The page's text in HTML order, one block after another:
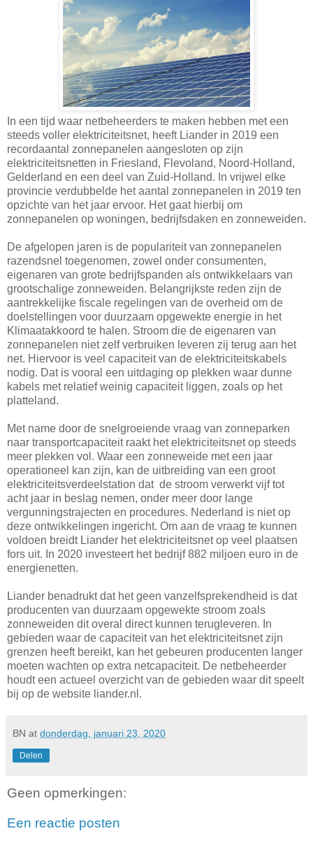
In een tijd waar netbeheerders te maken hebben met een
steeds voller elektriciteitsnet, heeft Liander in 2019 een
recordaantal zonnepanelen aangesloten op zijn
elektriciteitsnetten in Friesland, Flevoland, Noord-Holland,
Gelderland en een deel van Zuid-Holland. In vrijwel elke
provincie verdubbelde het aantal zonnepanelen in 2019 ten
opzichte van het jaar ervoor. Het gaat hierbij om
zonnepanelen op woningen, bedrijfsdaken en zonneweiden.
De afgelopen jaren is de populariteit van zonnepanelen
razendsnel toegenomen, zowel onder consumenten,
eigenaren van grote bedrijfspanden als ontwikkelaars van
grootschalige zonneweiden. Belangrijkste reden zijn de
aantrekkelijke fiscale regelingen van de overheid om de
doelstellingen voor duurzaam opgewekte energie in het
Klimaatakkoord te halen. Stroom die de eigenaren van
zonnepanelen niet zelf verbruiken leveren zij terug aan het
net. Hiervoor is veel capaciteit van de elektriciteitskabels
nodig. Dat is vooral een uitdaging op plekken waar dunne
kabels met relatief weinig capaciteit liggen, zoals op het
platteland.
Met name door de snelgroeiende vraag van zonneparken
naar transportcapaciteit raakt het elektriciteitsnet op steeds
meer plekken vol. Waar een zonneweide met een jaar
operationeel kan zijn, kan de uitbreiding van een groot
elektriciteitsverdeelstation dat de stroom verwerkt vijf tot
acht jaar in beslag nemen, onder meer door lange
vergunningstrajecten en procedures. Nederland is niet op
deze ontwikkelingen ingericht. Om aan de vraag te kunnen
voldoen breidt Liander het elektriciteitsnet op veel plaatsen
fors uit. In 2020 investeert het bedrijf 882 miljoen euro in de
energienetten.
Liander benadrukt dat het geen vanzelfsprekendheid is dat
producenten van duurzaam opgewekte stroom zoals
zonneweiden dit overal direct kunnen terugleveren. In
gebieden waar de capaciteit van het elektriciteitsnet zijn
grenzen heeft bereikt, kan het gebeuren producenten langer
moeten wachten op extra netcapaciteit. De netbeheerder
houdt een actueel overzicht van de gebieden waar dit speelt
bij op de website liander.nl.
BN at donderdag, januari 23, 2020
Delen
Geen opmerkingen:
Een reactie posten